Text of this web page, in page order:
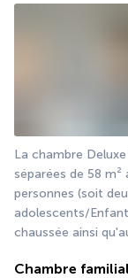
La chambre
séparées de 58
personnes (soit
adolescents/
chaussée ainsi
Chambre